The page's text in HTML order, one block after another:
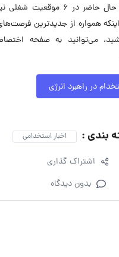
راهبرد انرژی در حال حاضر در ۶
همواره از جدیدترین
می‌توانید به صفحه
در راهبرد انرژی
بندی : اخبار استخدامی
اشتراک گذاری
بدون دیدگاه